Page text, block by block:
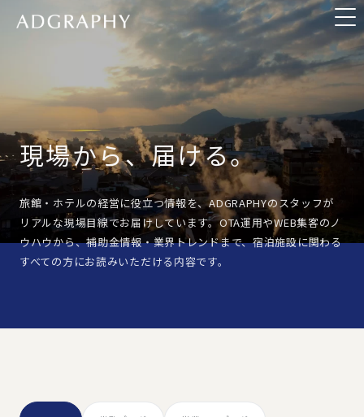
現場から、届ける。
旅館・ホテルの経営に役立つ情報を、ADGRAPHYのスタッフが
リアルな現場目線でお届けしています。OTA運用やWEB集客のノ
ウハウから、補助金情報・業界トレンドまで、宿泊施設に関わる
すべての方にお読みいただける内容です。